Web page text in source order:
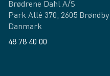
Brødrene Dahl A/S
Park Allé 370, 2605 Brøndby
Danmark
48 78 40 00